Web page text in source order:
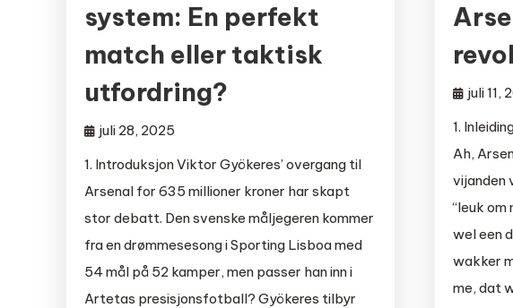
system: En perfekt
match eller taktisk
utfordring?
juli 28, 2025
1. Introduksjon Viktor Gyökeres’ overgang til
Arsenal for 635 millioner kroner har skapt
stor debatt. Den svenske måljegeren kommer
fra en drømmesesong i Sporting Lisboa med
54 mål på 52 kamper, men passer han inn i
Artetas presisjonsfotball? Gyökeres tilbyr
juli 11,
1.
Ah,
vijanden
“leuk om
wel een
wakker
me, dat